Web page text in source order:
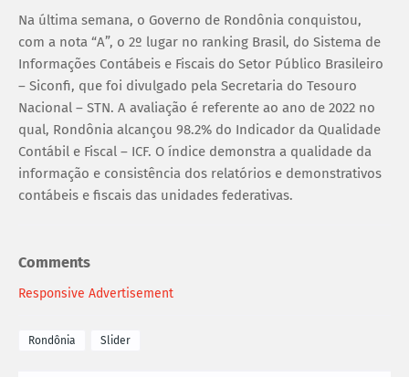
Na última semana, o Governo de Rondônia conquistou,
com a nota “A”, o 2º lugar no ranking Brasil, do Sistema de
Informações Contábeis e Fiscais do Setor Público Brasileiro
– Siconfi, que foi divulgado pela Secretaria do Tesouro
Nacional – STN. A avaliação é referente ao ano de 2022 no
qual, Rondônia alcançou 98.2% do Indicador da Qualidade
Contábil e Fiscal – ICF. O índice demonstra a qualidade da
informação e consistência dos relatórios e demonstrativos
contábeis e fiscais das unidades federativas.
Comments
Responsive Advertisement
Rondônia Slider